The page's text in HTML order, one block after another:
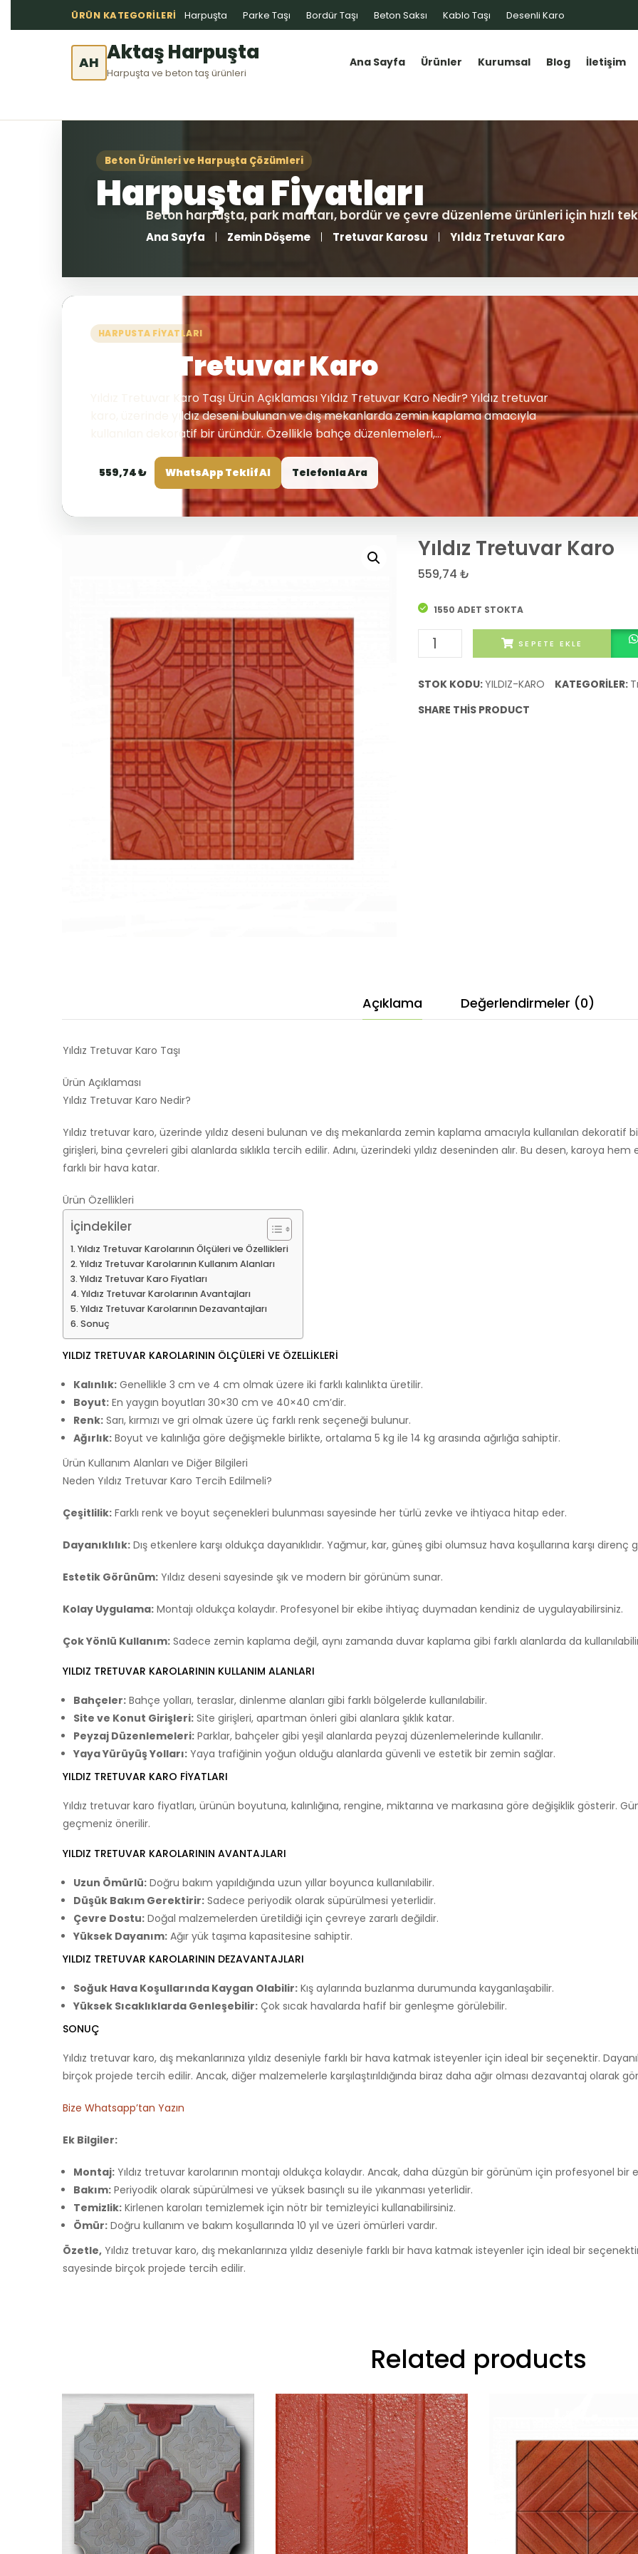
ÜRÜN KATEGORILERI Harpuşta Parke Taşı Bordür Taşı Beton Saksı Kablo Taşı Desenli Karo
AH Aktaş Harpuşta
Harpuşta ve beton taş ürünleri
Ana Sayfa Ürünler Kurumsal Blog İletişim
Ana Sayfa Zemin Döşeme Tretuvar Karosu Yıldız Tretuvar Karo
HARPUSTA FIYATLARI
Yıldız Tretuvar Karo
Yıldız Tretuvar Karo Taşı Ürün Açıklaması Yıldız Tretuvar Karo Nedir? Yıldız tretuvar
karo, üzerinde yıldız deseni bulunan ve dış mekanlarda zemin kaplama amacıyla
kullanılan dekoratif bir üründür. Özellikle bahçe düzenlemeleri,...
559,74 ₺ WhatsApp Teklif Al Telefonla Ara
Yıldız Tretuvar Karo
559,74 ₺
1550 ADET STOKTA
Yıldız
Tretuvar
adet
SEPETE EKLE
STOK KODU:YILDIZ-KARO KATEGORILER:
SHARE THIS PRODUCT
Açıklama Değerlendirmeler (0)
Yıldız Tretuvar Karo Taşı
Ürün Açıklaması
Yıldız Tretuvar Karo Nedir?
Yıldız tretuvar karo, üzerinde yıldız deseni bulunan ve dış mekanlarda zemin kaplama amacıyla kullanılan
girişleri, bina çevreleri gibi alanlarda sıklıkla tercih edilir. Adını, üzerindeki yıldız deseninden alır. Bu desen, karoya
farklı bir hava katar.
Ürün Özellikleri
İçindekiler
Yıldız Tretuvar Karolarının Ölçüleri ve Özellikleri
Yıldız Tretuvar Karolarının Kullanım Alanları
Yıldız Tretuvar Karo Fiyatları
Yıldız Tretuvar Karolarının Avantajları
Yıldız Tretuvar Karolarının Dezavantajları
Sonuç
YILDIZ TRETUVAR KAROLARININ ÖLÇÜLERI VE ÖZELLIKLERI
Kalınlık: Genellikle 3 cm ve 4 cm olmak üzere iki farklı kalınlıkta üretilir.
Boyut: En yaygın boyutları 30×30 cm ve 40×40 cm’dir.
Renk: Sarı, kırmızı ve gri olmak üzere üç farklı renk seçeneği bulunur.
Ağırlık: Boyut ve kalınlığa göre değişmekle birlikte, ortalama 5 kg ile 14 kg arasında ağırlığa sahiptir.
Ürün Kullanım Alanları ve Diğer Bilgileri
Neden Yıldız Tretuvar Karo Tercih Edilmeli?
Çeşitlilik: Farklı renk ve boyut seçenekleri bulunması sayesinde her türlü zevke ve ihtiyaca hitap eder.
Dayanıklılık: Dış etkenlere karşı oldukça dayanıklıdır. Yağmur, kar, güneş gibi olumsuz hava koşullarına karşı direnç
Estetik Görünüm: Yıldız deseni sayesinde şık ve modern bir görünüm sunar.
Kolay Uygulama: Montajı oldukça kolaydır. Profesyonel bir ekibe ihtiyaç duymadan kendiniz de uygulayabilirsiniz.
Çok Yönlü Kullanım: Sadece zemin kaplama değil, aynı zamanda duvar kaplama gibi farklı alanlarda da
YILDIZ TRETUVAR KAROLARININ KULLANIM ALANLARI
Bahçeler: Bahçe yolları, teraslar, dinlenme alanları gibi farklı bölgelerde kullanılabilir.
Site ve Konut Girişleri: Site girişleri, apartman önleri gibi alanlara şıklık katar.
Peyzaj Düzenlemeleri: Parklar, bahçeler gibi yeşil alanlarda peyzaj düzenlemelerinde kullanılır.
Yaya Yürüyüş Yolları: Yaya trafiğinin yoğun olduğu alanlarda güvenli ve estetik bir zemin sağlar.
YILDIZ TRETUVAR KARO FIYATLARI
Yıldız tretuvar karo fiyatları, ürünün boyutuna, kalınlığına, rengine, miktarına ve markasına göre değişiklik gösterir.
geçmeniz önerilir.
YILDIZ TRETUVAR KAROLARININ AVANTAJLARI
Uzun Ömürlü: Doğru bakım yapıldığında uzun yıllar boyunca kullanılabilir.
Düşük Bakım Gerektirir: Sadece periyodik olarak süpürülmesi yeterlidir.
Çevre Dostu: Doğal malzemelerden üretildiği için çevreye zararlı değildir.
Yüksek Dayanım: Ağır yük taşıma kapasitesine sahiptir.
YILDIZ TRETUVAR KAROLARININ DEZAVANTAJLARI
Soğuk Hava Koşullarında Kaygan Olabilir: Kış aylarında buzlanma durumunda kayganlaşabilir.
Yüksek Sıcaklıklarda Genleşebilir: Çok sıcak havalarda hafif bir genleşme görülebilir.
SONUÇ
Yıldız tretuvar karo, dış mekanlarınıza yıldız deseniyle farklı bir hava katmak isteyenler için ideal bir seçenektir.
birçok projede tercih edilir. Ancak, diğer malzemelerle karşılaştırıldığında biraz daha ağır olması dezavantaj olarak
Bize Whatsapp’tan Yazın
Ek Bilgiler:
Montaj: Yıldız tretuvar karolarının montajı oldukça kolaydır. Ancak, daha düzgün bir görünüm için profesyonel bir
Bakım: Periyodik olarak süpürülmesi ve yüksek basınçlı su ile yıkanması yeterlidir.
Temizlik: Kirlenen karoları temizlemek için nötr bir temizleyici kullanabilirsiniz.
Ömür: Doğru kullanım ve bakım koşullarında 10 yıl ve üzeri ömürleri vardır.
Özetle, Yıldız tretuvar karo, dış mekanlarınıza yıldız deseniyle farklı bir hava katmak isteyenler için ideal bir
sayesinde birçok projede tercih edilir.
Related products